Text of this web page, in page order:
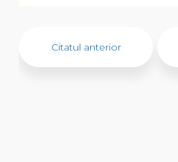
Citatul anterior